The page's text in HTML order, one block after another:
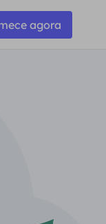
agora